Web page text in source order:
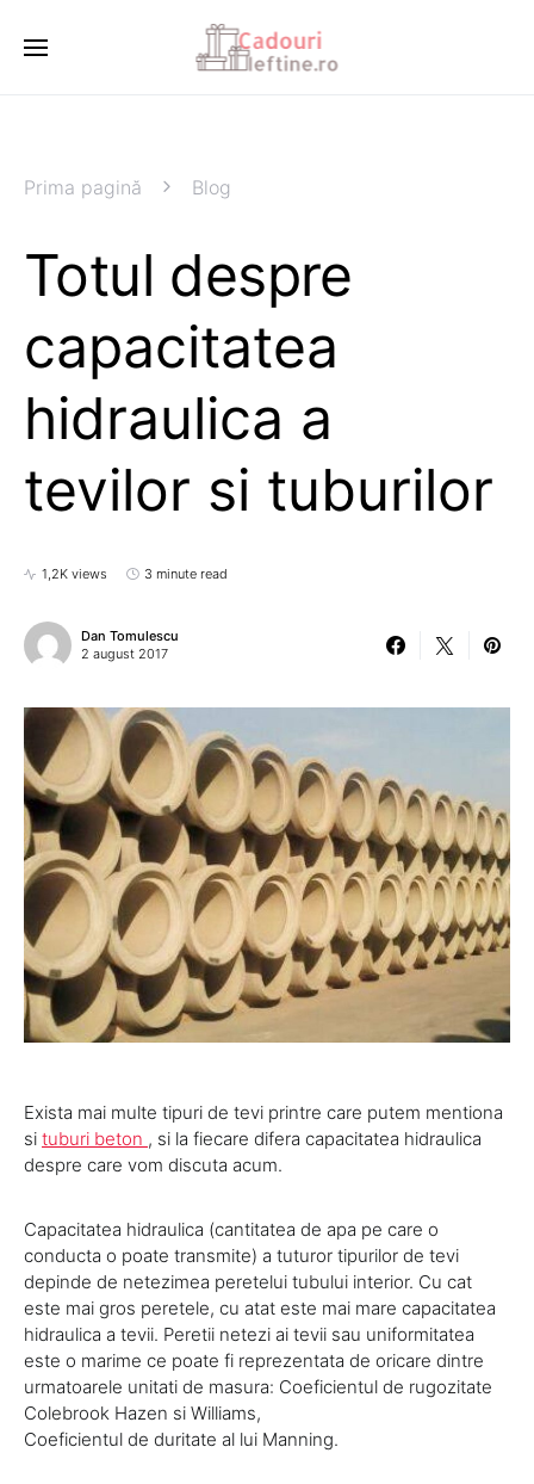
Prima pagină Blog
Totul despre
capacitatea
hidraulica a
tevilor si tuburilor
1,2K views 3 minute read
Dan Tomulescu
2 august 2017
Exista mai multe tipuri de tevi printre care putem mentiona
si tuburi beton , si la fiecare difera capacitatea hidraulica
despre care vom discuta acum.
Capacitatea hidraulica (cantitatea de apa pe care o
conducta o poate transmite) a tuturor tipurilor de tevi
depinde de netezimea peretelui tubului interior. Cu cat
este mai gros peretele, cu atat este mai mare capacitatea
hidraulica a tevii. Peretii netezi ai tevii sau uniformitatea
este o marime ce poate fi reprezentata de oricare dintre
urmatoarele unitati de masura: Coeficientul de rugozitate
Colebrook Hazen si Williams,
Coeficientul de duritate al lui Manning.